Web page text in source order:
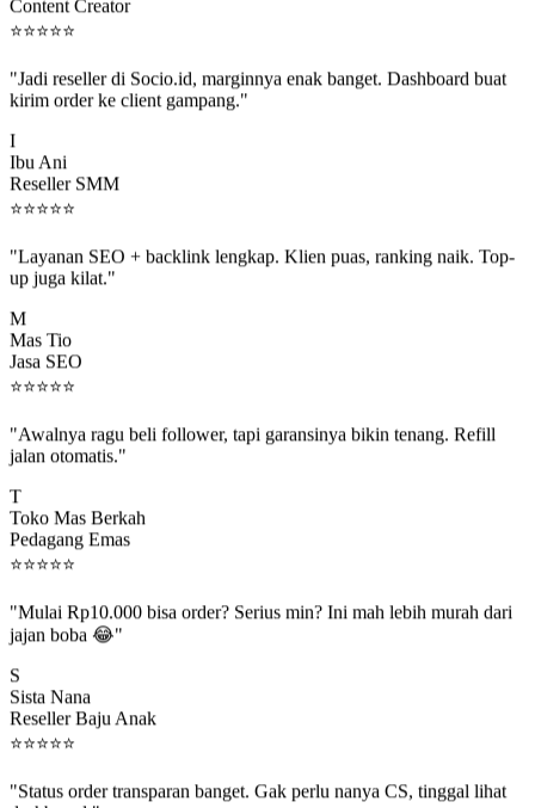
⭐⭐⭐⭐⭐
kirim order ke client gampang."
Ibu Ani
Reseller SMM
⭐⭐⭐⭐⭐
up juga kilat."
Mas Tio
Jasa SEO
⭐⭐⭐⭐⭐
jalan otomatis."
Toko Mas Berkah
Pedagang Emas
⭐⭐⭐⭐⭐
jajan boba 😂"
Sista Nana
Reseller Baju Anak
⭐⭐⭐⭐⭐
dashboard."